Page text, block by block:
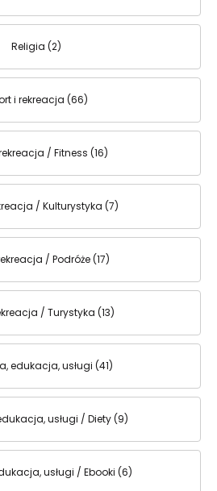
Religia (2)
i rekreacja (66)
/ Fitness (16)
/ Kulturystyka (7)
/ Podróże (17)
/ Turystyka (13)
edukacja, usługi (41)
usługi / Diety (9)
usługi / Ebooki (6)